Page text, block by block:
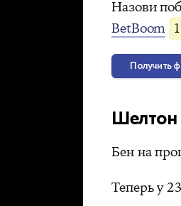
Назови
BetBoom
Получить
Шелтон
Бен на
Теперь у